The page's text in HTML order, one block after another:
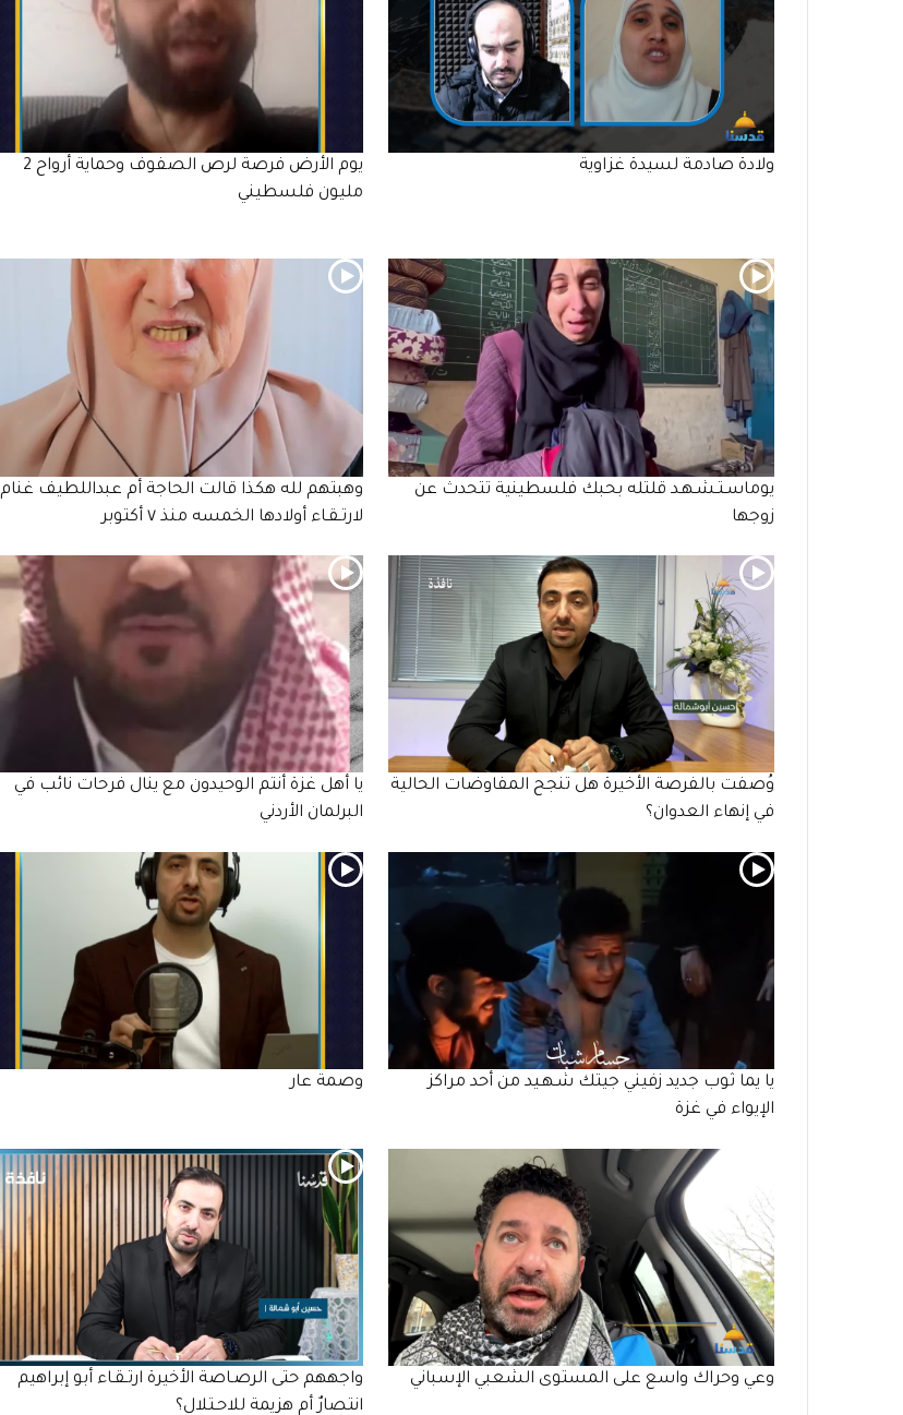
ولادة صادمة لسيدة غزاوية
يوم الأرض فرصة لرص الصفوف وحماية أرواح 2
مليون فلسطيني
يوماسـتـشـهـد قلتله بحبك فلسطينية تتحدث عن
زوجها
وهبتهم لله هكذا قالت الحاجة أم عبداللطيف غنام
لارتـقـاء أولادها الخمسه منذ ٧ أكتوبر
وُصفت بالفرصة الأخيرة هل تنجح المفاوضات الحالية
في إنهاء العدوان؟
يا أهل غزة أنتم الوحيدون مع ينال فرحات نائب في
البرلمان الأردني
يا يما ثوب جديد زفيني جيتك شـهـيد من أحد مراكز
الإيواء في غزة
وصمة عار
وعي وحراك واسع على المستوى الشعبي الإسباني
واجههم حتى الرصـاصة الأخيرة ارتـقـاء أبو إبراهيم
انتصارٌ أم هزيمة للاحـتلال؟